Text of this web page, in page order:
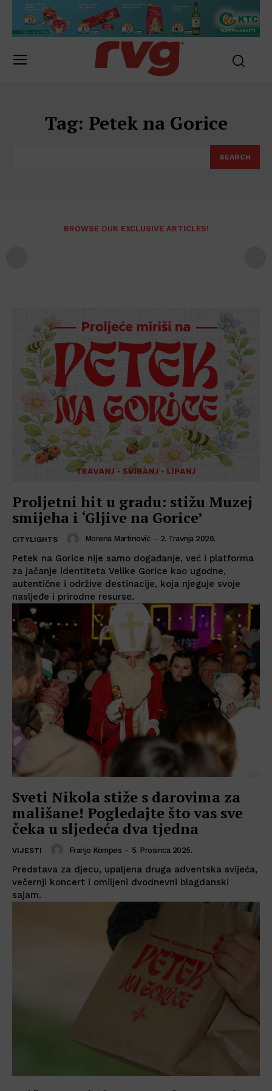
Tag: Petek na Gorice
SEARCH
BROWSE OUR EXCLUSIVE ARTICLES!
Proljetni hit u gradu: stižu Muzej
smijeha i ‘Gljive na Gorice’
CITYLIGHTS Morena Martinović - 2. Travnja 2026.
Petek na Gorice nije samo događanje, već i platforma
za jačanje identiteta Velike Gorice kao ugodne,
autentične i održive destinacije, koja njeguje svoje
nasljeđe i prirodne resurse.
Sveti Nikola stiže s darovima za
mališane! Pogledajte što vas sve
čeka u sljedeća dva tjedna
VIJESTI Franjo Kompes - 5. Prosinca 2025.
Predstava za djecu, upaljena druga adventska svijeća,
večernji koncert i omiljeni dvodnevni blagdanski
sajam.